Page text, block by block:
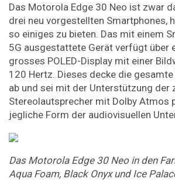
Das Motorola Edge 30 Neo ist zwar
drei neu vorgestellten Smartphones,
so einiges zu bieten. Das mit einem
5G ausgestattete Gerät verfügt über
grosses POLED-Display mit einer
120 Hertz. Dieses decke die gesamte
ab und sei mit der Unterstützung der
Stereolautsprecher mit Dolby Atmos
jegliche Form der audiovisuellen
Das Motorola Edge 30 Neo in den
Aqua Foam, Black Onyx und Ice